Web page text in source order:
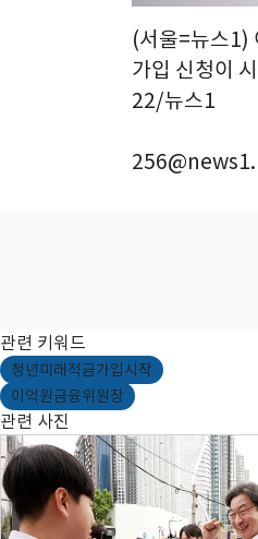
(서울=뉴스1)
가입 신청이
22/뉴스1
관련 키워드
청년미래적금가입시작
이억원금융위원장
관련 사진